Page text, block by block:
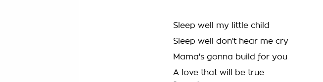
Sleep well my little child
Sleep well don't hear me cry
Mama's gonna build for you
A love that will be true